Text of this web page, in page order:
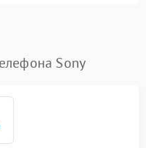
Sony